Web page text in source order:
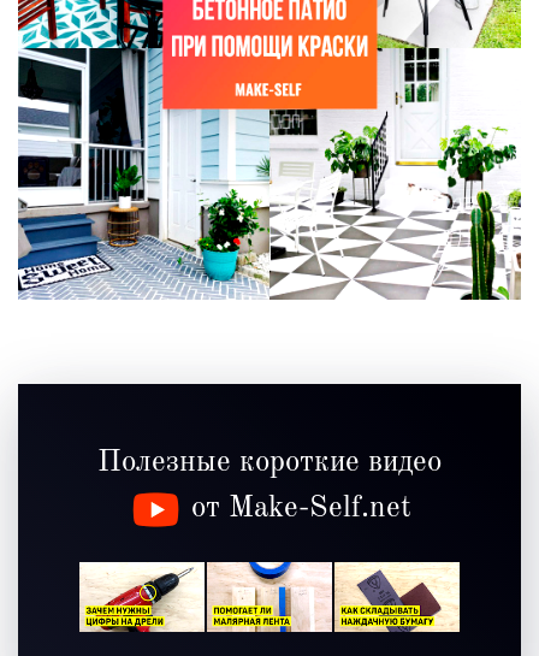
Полезные короткие видео
от Make-Self.net